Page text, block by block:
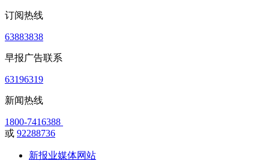
订阅热线
63883838
早报广告联系
63196319
新闻热线
1800-7416388
或 92288736
新报业媒体网站